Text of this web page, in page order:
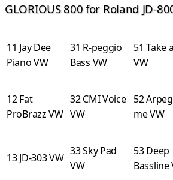
GLORIOUS 800 for Roland JD-
11 Jay Dee
Piano VW
31 R-peggio
Bass VW
51 Take
VW
12 Fat
ProBrazz VW
32 CMI Voice
VW
52
me VW
13 JD-303 VW
33 Sky Pad
VW
53 Deep
Bassline